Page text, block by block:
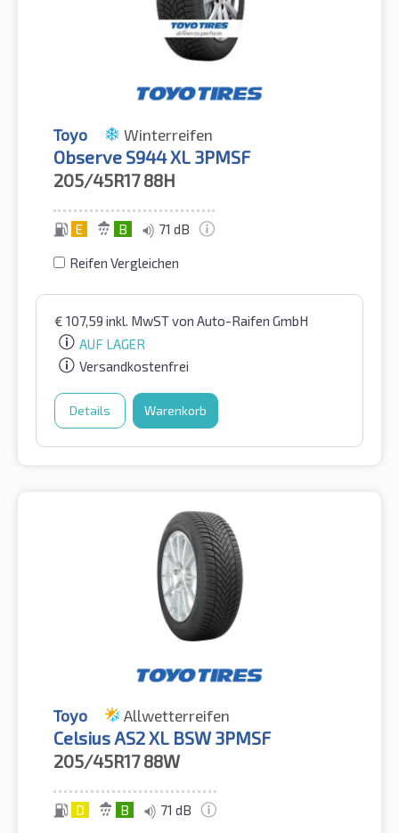
Toyo Winterreifen
Observe S944 XL 3PMSF
205/45R17 88H
E B 71 dB
Reifen Vergleichen
€ 107,59 inkl. MwSTvon Auto-Raifen GmbH
AUF LAGER
Versandkostenfrei
Details Warenkorb
Toyo Allwetterreifen
Celsius AS2 XL BSW 3PMSF
205/45R17 88W
D B 71 dB